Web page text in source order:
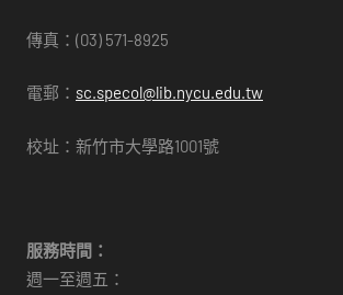
傳真：(03) 571-8925
電郵： sc.specol@lib.nycu.edu.tw
校址：新竹市大學路1001號
服務時間：
週一至週五：